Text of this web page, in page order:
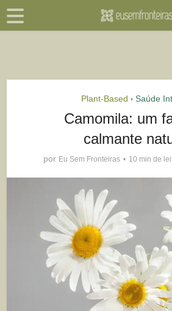
Plant-Based • Saúde
Camomila: um
calmante
por Eu Sem Fronteiras 10 min de